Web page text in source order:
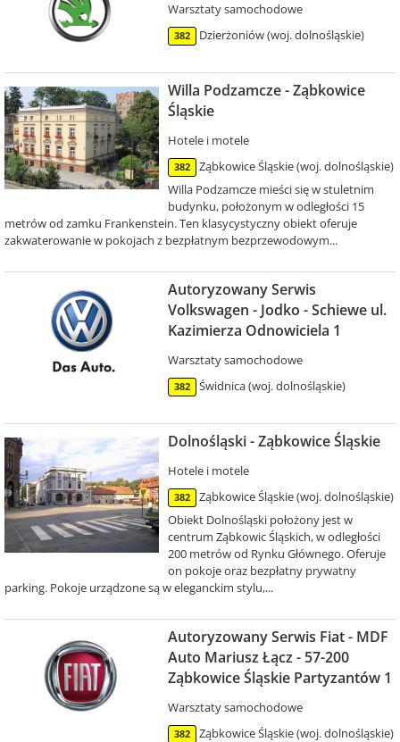
Warsztaty samochodowe
382 Dzierżoniów (woj. dolnośląskie)
Willa Podzamcze - Ząbkowice
Śląskie
Hotele i motele
382
Ząbkowice Śląskie (woj. dolnośląskie)
Willa Podzamcze mieści się w stuletnim
budynku, położonym w odległości 15
metrów od zamku Frankenstein. Ten klasycystyczny obiekt oferuje
zakwaterowanie w pokojach z bezpłatnym bezprzewodowym...
Autoryzowany Serwis
Volkswagen - Jodko - Schiewe ul.
Kazimierza Odnowiciela 1
Warsztaty samochodowe
382 Świdnica (woj. dolnośląskie)
Dolnośląski - Ząbkowice Śląskie
Hotele i motele
382
Ząbkowice Śląskie (woj. dolnośląskie)
Obiekt Dolnośląski położony jest w
centrum Ząbkowic Śląskich, w odległości
200 metrów od Rynku Głównego. Oferuje
on pokoje oraz bezpłatny prywatny
parking. Pokoje urządzone są w eleganckim stylu,...
Autoryzowany Serwis Fiat - MDF
Auto Mariusz Łącz - 57-200
Ząbkowice Śląskie Partyzantów 1
Warsztaty samochodowe
382 Ząbkowice Śląskie (woj. dolnośląskie)